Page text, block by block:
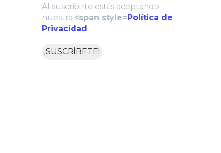
Al suscribirte estás aceptando
nuestra <span style=Política de
Privacidad